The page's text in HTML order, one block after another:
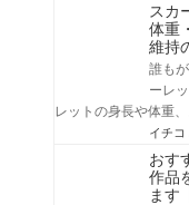
スカ
体重
維持
誰も
ーレ
レットの身長や体重
イチコ
おす
作品
ます